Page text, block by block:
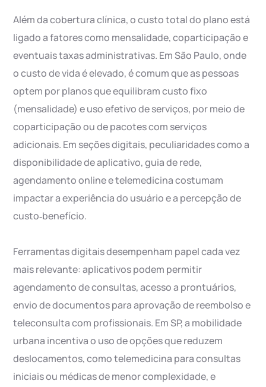
Além da cobertura clínica, o custo total do plano está
ligado a fatores como mensalidade, coparticipação e
eventuais taxas administrativas. Em São Paulo, onde
o custo de vida é elevado, é comum que as pessoas
optem por planos que equilibram custo fixo
(mensalidade) e uso efetivo de serviços, por meio de
coparticipação ou de pacotes com serviços
adicionais. Em seções digitais, peculiaridades como a
disponibilidade de aplicativo, guia de rede,
agendamento online e telemedicina costumam
impactar a experiência do usuário e a percepção de
custo‑benefício.
Ferramentas digitais desempenham papel cada vez
mais relevante: aplicativos podem permitir
agendamento de consultas, acesso a prontuários,
envio de documentos para aprovação de reembolso e
teleconsulta com profissionais. Em SP, a mobilidade
urbana incentiva o uso de opções que reduzem
deslocamentos, como telemedicina para consultas
iniciais ou médicas de menor complexidade, e